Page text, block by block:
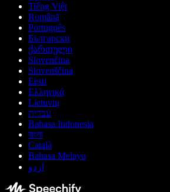
Tiếng Việt
Română
Português
Български
ქართული
Slovenčina
Slovenščina
Eesti
Ελληνικά
Lietuvių
עברית
Bahasa Indonesia
বাংলা
Català
Bahasa Melayu
اردو